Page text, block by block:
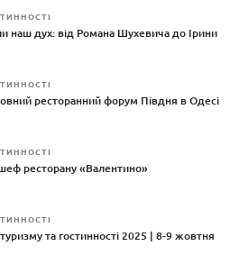
наш дух: від Романа Шухевича до Ірини
ресторанний форум Півдня в Одесі
ресторану «Валентино»
та гостинності 2025 | 8-9 жовтня